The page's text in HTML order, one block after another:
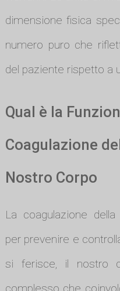
dimensione fisica
numero puro che
del paziente rispetto a
Qual è la
Coagulazione
Nostro Corpo
La coagulazione
per prevenire e
si ferisce, il nostro